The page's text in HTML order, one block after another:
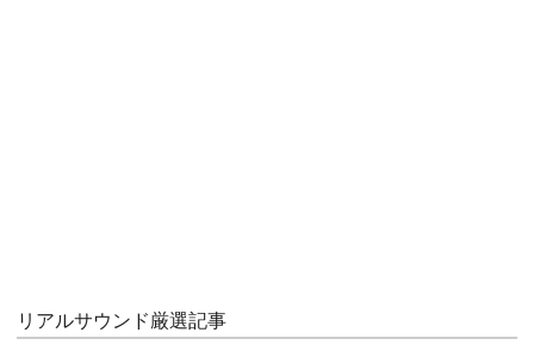
リアルサウンド厳選記事